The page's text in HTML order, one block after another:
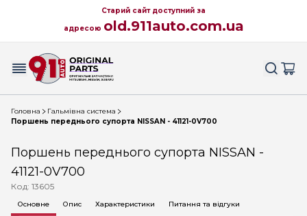
Старий сайт доступний за
адресою old.911auto.com.ua
Головна
Гальмівна система
Поршень переднього супорта NISSAN - 41121-0V700
Поршень переднього супорта NISSAN -
41121-0V700
Код: 13605
Основне Опис Характеристики Питання та відгуки